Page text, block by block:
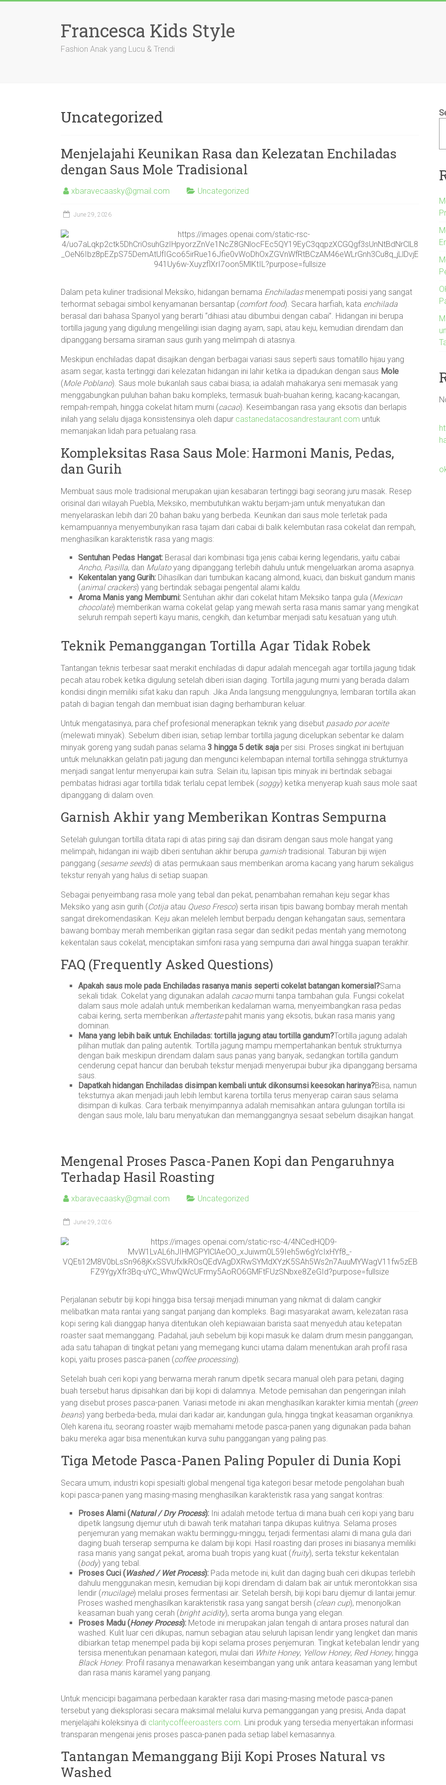
Francesca Kids Style
Fashion Anak yang Lucu & Trendi
Uncategorized
Menjelajahi Keunikan Rasa dan Kelezatan Enchiladas
dengan Saus Mole Tradisional
xbaravecaasky@gmail.com Uncategorized
June 29, 2026
Dalam peta kuliner tradisional Meksiko, hidangan bernama Enchiladasmenempati posisi yang sangat
terhormat sebagai simbol kenyamanan bersantap (comfort food). Secara harfiah, kata enchilada
berasal dari bahasa Spanyol yang berarti “dihiasi atau dibumbui dengan cabai”. Hidangan ini berupa
tortilla jagung yang digulung mengelilingi isian daging ayam, sapi, atau keju, kemudian direndam dan
dipanggang bersama siraman saus gurih yang melimpah di atasnya.
Meskipun enchiladas dapat disajikan dengan berbagai variasi saus seperti saus tomatillo hijau yang
asam segar, kasta tertinggi dari kelezatan hidangan ini lahir ketika ia dipadukan dengan saus Mole
(Mole Poblano). Saus mole bukanlah saus cabai biasa; ia adalah mahakarya seni memasak yang
menggabungkan puluhan bahan baku kompleks, termasuk buah-buahan kering, kacang-kacangan,
rempah-rempah, hingga cokelat hitam murni (cacao). Keseimbangan rasa yang eksotis dan berlapis
inilah yang selalu dijaga konsistensinya oleh dapur castanedatacosandrestaurant.com untuk
memanjakan lidah para petualang rasa.
Kompleksitas Rasa Saus Mole: Harmoni Manis, Pedas,
dan Gurih
Membuat saus mole tradisional merupakan ujian kesabaran tertinggi bagi seorang juru masak. Resep
orisinal dari wilayah Puebla, Meksiko, membutuhkan waktu berjam-jam untuk menyatukan dan
menyelaraskan lebih dari 20 bahan baku yang berbeda. Keunikan dari saus mole terletak pada
kemampuannya menyembunyikan rasa tajam dari cabai di balik kelembutan rasa cokelat dan rempah,
menghasilkan karakteristik rasa yang magis:
Sentuhan Pedas Hangat: Berasal dari kombinasi tiga jenis cabai kering legendaris, yaitu cabai
Ancho, Pasilla, dan Mulatoyang dipanggang terlebih dahulu untuk mengeluarkan aroma asapnya.
Kekentalan yang Gurih: Dihasilkan dari tumbukan kacang almond, kuaci, dan biskuit gandum manis
(animal crackers) yang bertindak sebagai pengental alami kaldu.
Aroma Manis yang Membumi: Sentuhan akhir dari cokelat hitam Meksiko tanpa gula (Mexican
chocolate) memberikan warna cokelat gelap yang mewah serta rasa manis samar yang mengikat
seluruh rempah seperti kayu manis, cengkih, dan ketumbar menjadi satu kesatuan yang utuh.
Teknik Pemanggangan Tortilla Agar Tidak Robek
Tantangan teknis terbesar saat merakit enchiladas di dapur adalah mencegah agar tortilla jagung tidak
pecah atau robek ketika digulung setelah diberi isian daging. Tortilla jagung murni yang berada dalam
kondisi dingin memiliki sifat kaku dan rapuh. Jika Anda langsung menggulungnya, lembaran tortilla akan
patah di bagian tengah dan membuat isian daging berhamburan keluar.
Untuk mengatasinya, para chef profesional menerapkan teknik yang disebut pasado por aceite
(melewati minyak). Sebelum diberi isian, setiap lembar tortilla jagung dicelupkan sebentar ke dalam
minyak goreng yang sudah panas selama 3 hingga 5 detik saja per sisi. Proses singkat ini bertujuan
untuk melunakkan gelatin pati jagung dan mengunci kelembapan internal tortilla sehingga strukturnya
menjadi sangat lentur menyerupai kain sutra. Selain itu, lapisan tipis minyak ini bertindak sebagai
pembatas hidrasi agar tortilla tidak terlalu cepat lembek (soggy) ketika menyerap kuah saus mole saat
dipanggang di dalam oven.
Garnish Akhir yang Memberikan Kontras Sempurna
Setelah gulungan tortilla ditata rapi di atas piring saji dan disiram dengan saus mole hangat yang
melimpah, hidangan ini wajib diberi sentuhan akhir berupa garnish tradisional. Taburan biji wijen
panggang (sesame seeds) di atas permukaan saus memberikan aroma kacang yang harum sekaligus
tekstur renyah yang halus di setiap suapan.
Sebagai penyeimbang rasa mole yang tebal dan pekat, penambahan remahan keju segar khas
Meksiko yang asin gurih (Cotija atau Queso Fresco) serta irisan tipis bawang bombay merah mentah
sangat direkomendasikan. Keju akan meleleh lembut berpadu dengan kehangatan saus, sementara
bawang bombay merah memberikan gigitan rasa segar dan sedikit pedas mentah yang memotong
kekentalan saus cokelat, menciptakan simfoni rasa yang sempurna dari awal hingga suapan terakhir.
FAQ (Frequently Asked Questions)
Apakah saus mole pada Enchiladas rasanya manis seperti cokelat batangan komersial?Sama
sekali tidak. Cokelat yang digunakan adalah cacaomurni tanpa tambahan gula. Fungsi cokelat
dalam saus mole adalah untuk memberikan kedalaman warna, menyeimbangkan rasa pedas
cabai kering, serta memberikan aftertastepahit manis yang eksotis, bukan rasa manis yang
dominan.
Mana yang lebih baik untuk Enchiladas: tortilla jagung atau tortilla gandum?Tortilla jagung adalah
pilihan mutlak dan paling autentik. Tortilla jagung mampu mempertahankan bentuk strukturnya
dengan baik meskipun direndam dalam saus panas yang banyak, sedangkan tortilla gandum
cenderung cepat hancur dan berubah tekstur menjadi menyerupai bubur jika dipanggang bersama
saus.
Dapatkah hidangan Enchiladas disimpan kembali untuk dikonsumsi keesokan harinya?Bisa, namun
teksturnya akan menjadi jauh lebih lembut karena tortilla terus menyerap cairan saus selama
disimpan di kulkas. Cara terbaik menyimpannya adalah memisahkan antara gulungan tortilla isi
dengan saus mole, lalu baru menyatukan dan memanggangnya sesaat sebelum disajikan hangat.
Mengenal Proses Pasca-Panen Kopi dan Pengaruhnya
Terhadap Hasil Roasting
xbaravecaasky@gmail.com Uncategorized
June 29, 2026
Perjalanan sebutir biji kopi hingga bisa tersaji menjadi minuman yang nikmat di dalam cangkir
melibatkan mata rantai yang sangat panjang dan kompleks. Bagi masyarakat awam, kelezatan rasa
kopi sering kali dianggap hanya ditentukan oleh kepiawaian barista saat menyeduh atau ketepatan
roaster saat memanggang. Padahal, jauh sebelum biji kopi masuk ke dalam drum mesin panggangan,
ada satu tahapan di tingkat petani yang memegang kunci utama dalam menentukan arah profil rasa
kopi, yaitu proses pasca-panen (coffee processing).
Setelah buah ceri kopi yang berwarna merah ranum dipetik secara manual oleh para petani, daging
buah tersebut harus dipisahkan dari biji kopi di dalamnya. Metode pemisahan dan pengeringan inilah
yang disebut proses pasca-panen. Variasi metode ini akan menghasilkan karakter kimia mentah (green
beans) yang berbeda-beda, mulai dari kadar air, kandungan gula, hingga tingkat keasaman organiknya.
Oleh karena itu, seorang roaster wajib memahami metode pasca-panen yang digunakan pada bahan
baku mereka agar bisa menentukan kurva suhu panggangan yang paling pas.
Tiga Metode Pasca-Panen Paling Populer di Dunia Kopi
Secara umum, industri kopi spesialti global mengenal tiga kategori besar metode pengolahan buah
kopi pasca-panen yang masing-masing menghasilkan karakteristik rasa yang sangat kontras:
Proses Alami (Natural / Dry Process): Ini adalah metode tertua di mana buah ceri kopi yang baru
dipetik langsung dijemur utuh di bawah terik matahari tanpa dikupas kulitnya. Selama proses
penjemuran yang memakan waktu berminggu-minggu, terjadi fermentasi alami di mana gula dari
daging buah terserap sempurna ke dalam biji kopi. Hasil roasting dari proses ini biasanya memiliki
rasa manis yang sangat pekat, aroma buah tropis yang kuat (fruity), serta tekstur kekentalan
(body) yang tebal.
Proses Cuci (Washed / Wet Process): Pada metode ini, kulit dan daging buah ceri dikupas terlebih
dahulu menggunakan mesin, kemudian biji kopi direndam di dalam bak air untuk merontokkan sisa
lendir (mucilage) melalui proses fermentasi air. Setelah bersih, biji kopi baru dijemur di lantai jemur.
Proses washed menghasilkan karakteristik rasa yang sangat bersih (clean cup), menonjolkan
keasaman buah yang cerah (bright acidity), serta aroma bunga yang elegan.
Proses Madu (Honey Process): Metode ini merupakan jalan tengah di antara proses natural dan
washed. Kulit luar ceri dikupas, namun sebagian atau seluruh lapisan lendir yang lengket dan manis
dibiarkan tetap menempel pada biji kopi selama proses penjemuran. Tingkat ketebalan lendir yang
tersisa menentukan penamaan kategori, mulai dari White Honey, Yellow Honey, Red Honey, hingga
Black Honey. Profil rasanya menawarkan keseimbangan yang unik antara keasaman yang lembut
dan rasa manis karamel yang panjang.
Untuk mencicipi bagaimana perbedaan karakter rasa dari masing-masing metode pasca-panen
tersebut yang dieksplorasi secara maksimal melalui kurva pemanggangan yang presisi, Anda dapat
menjelajahi koleksinya di claritycoffeeroasters.com. Lini produk yang tersedia menyertakan informasi
transparan mengenai jenis proses pasca-panen pada setiap label kemasannya.
Tantangan Memanggang Biji Kopi Proses Natural vs
Washed